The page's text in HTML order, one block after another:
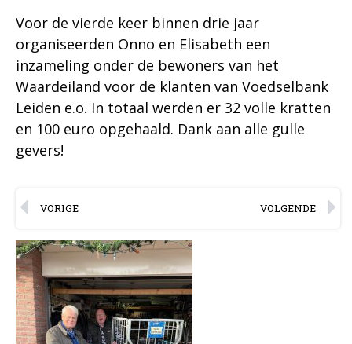
Voor de vierde keer binnen drie jaar
organiseerden Onno en Elisabeth een
inzameling onder de bewoners van het
Waardeiland voor de klanten van Voedselbank
Leiden e.o. In totaal werden er 32 volle kratten
en 100 euro opgehaald. Dank aan alle gulle
gevers!
VORIGE VOLGENDE